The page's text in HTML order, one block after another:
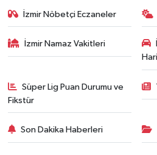
İzmir Nöbetçi Eczaneler
İzmir Namaz Vakitleri
Süper Lig Puan Durumu ve
Fikstür
Son Dakika Haberleri